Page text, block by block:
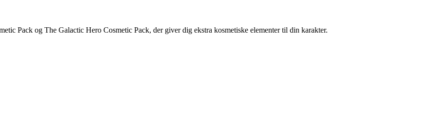
Pack og The Galactic Hero Cosmetic Pack, der giver dig ekstra kosmetiske elementer til din karakter.